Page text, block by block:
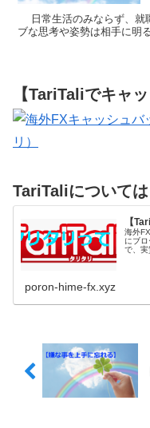
日常生活のみならず、就
ブな思考や姿勢は相手に明
【TariTaliでキャ
TariTaliについて
【
海外
にブ
で、実
poron-hime-fx.xyz